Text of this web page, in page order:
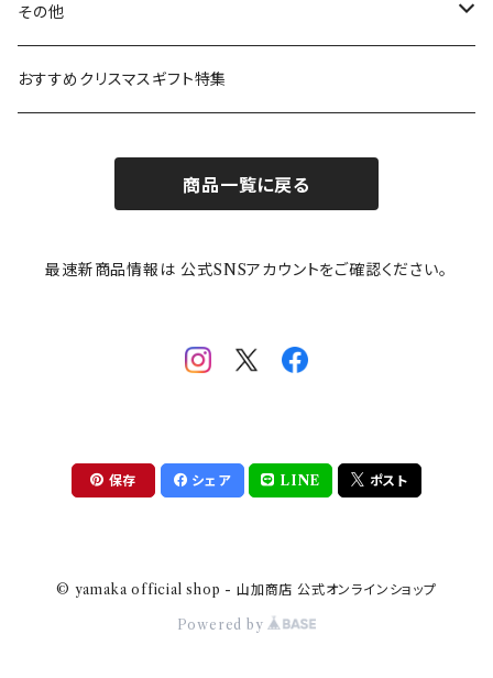
ガラスウェア
カトラリー
ピーターラビット
ポケットモンスター
mofusand（モフサンド）
mofsand×日比谷花壇
ちびまる子ちゃんandクレヨンしんちゃん
LAURA ASHLEY(ローラ アシュレイ)
Finlayson(フィンレイソン)
HANAE MORI(ハナエモリ)
THE BEATLES(ザ・ビートルズ)
【山加商店×yaeko】migratory bird
Cecera(セセラ)
CELEC(セレック)
隅切り重箱
HAPPY DINING(ハッピーダイニング)
さざなみ
吉祥
メイメイウェア
SoSo(ソソ）
その他
リサイクル食器
おすすめクリスマスギフト特集
商品一覧に戻る
最速新商品情報は 公式SNSアカウントをご確認ください。
保存 シェア LINE ポスト
© yamaka official shop - 山加商店 公式オンラインショップ
Powered by